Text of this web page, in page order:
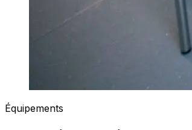
Équipements